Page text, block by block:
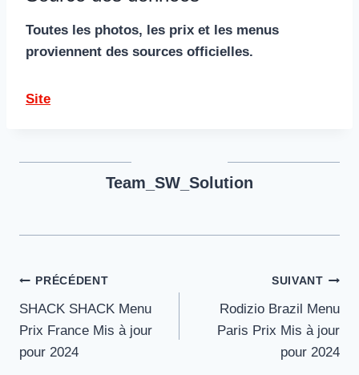
Toutes les photos, les prix et les menus
proviennent des sources officielles.
Site
Team_SW_Solution
Navigation
de
l’article
PRÉCÉDENT
SHACK SHACK Menu
Prix France Mis à jour
pour 2024
SUIVANT
Rodizio Brazil Menu
Paris Prix Mis à jour
pour 2024